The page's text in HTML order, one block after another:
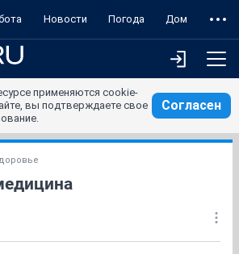
Новости Погода Дом
применяются cookie-
вы подтверждаете свое
Согласен